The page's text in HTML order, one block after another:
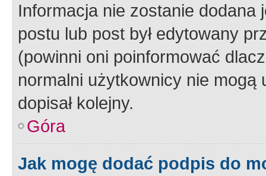
Informacja nie zostanie dodana
postu lub post był edytowany
(powinni oni poinformować
normalni użytkownicy nie
dopisał kolejny.
Góra
Jak mogę dodać podpis do